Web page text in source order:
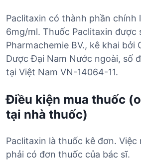
Paclitaxin có thành phần chính
6mg/ml. Thuốc Paclitaxin được
Pharmachemie BV., kê khai bởi
Dược Đại Nam Nước ngoài, số
tại Việt Nam VN-14064-11.
Điều kiện mua thuốc
tại nhà thuốc)
Paclitaxin là thuốc kê đơn. Việc
phải có đơn thuốc của bác sĩ.